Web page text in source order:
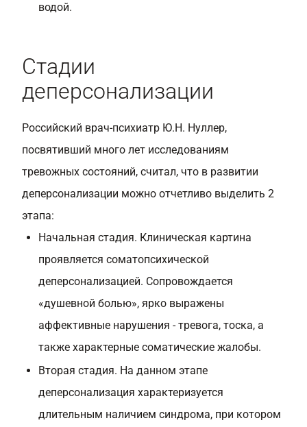
водой.
Стадии
деперсонализации
Российский врач-психиатр Ю.Н. Нуллер,
посвятивший много лет исследованиям
тревожных состояний, считал, что в развитии
деперсонализации можно отчетливо выделить 2
этапа:
Начальная стадия. Клиническая картина
проявляется соматопсихической
деперсонализацией. Сопровождается
«душевной болью», ярко выражены
аффективные нарушения - тревога, тоска, а
также характерные соматические жалобы.
Вторая стадия. На данном этапе
деперсонализация характеризуется
длительным наличием синдрома, при котором